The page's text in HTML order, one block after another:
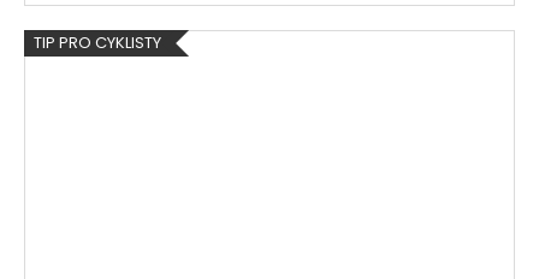
TIP PRO CYKLISTY